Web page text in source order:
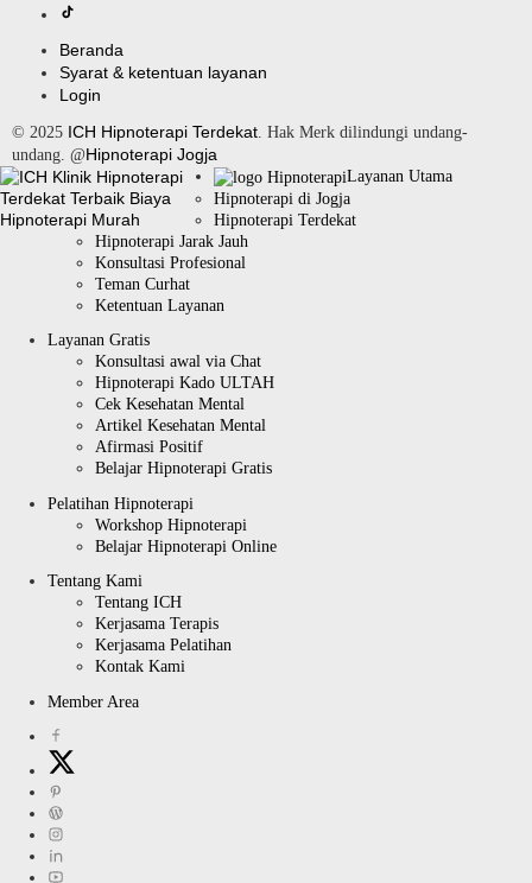
Beranda
Syarat & ketentuan layanan
Login
© 2025 ICH Hipnoterapi Terdekat . Hak Merk dilindungi undang-
undang. @Hipnoterapi Jogja
Layanan Utama
Hipnoterapi di Jogja
Hipnoterapi Terdekat
Hipnoterapi Jarak Jauh
Konsultasi Profesional
Teman Curhat
Ketentuan Layanan
Layanan Gratis
Konsultasi awal via Chat
Hipnoterapi Kado ULTAH
Cek Kesehatan Mental
Artikel Kesehatan Mental
Afirmasi Positif
Belajar Hipnoterapi Gratis
Pelatihan Hipnoterapi
Workshop Hipnoterapi
Belajar Hipnoterapi Online
Tentang Kami
Tentang ICH
Kerjasama Terapis
Kerjasama Pelatihan
Kontak Kami
Member Area